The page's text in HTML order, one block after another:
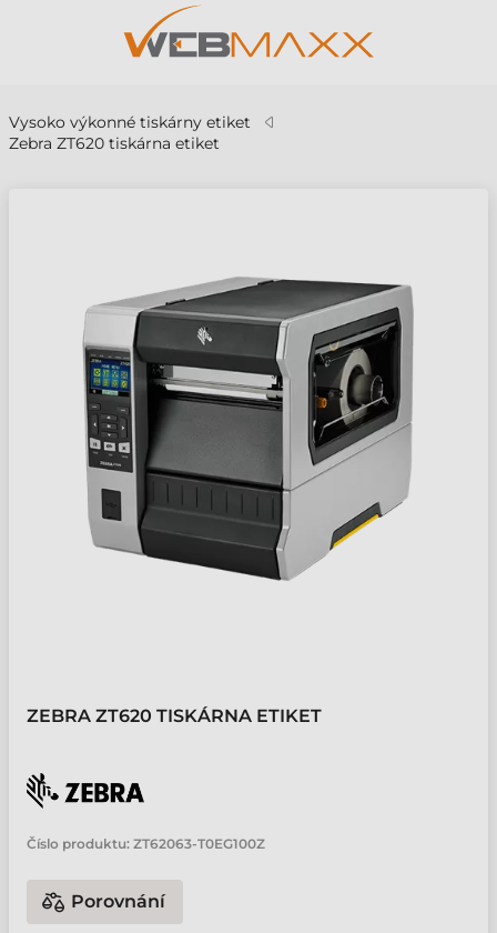
Vysoko výkonné tiskárny etiket
Zebra ZT620 tiskárna etiket
ZEBRA ZT620 TISKÁRNA ETIKET
Číslo produktu: ZT62063-T0EG100Z
Porovnání